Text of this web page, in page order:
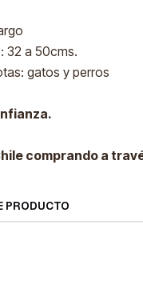
32 a 50cms.
gatos y perros
comprando a
PRODUCTO